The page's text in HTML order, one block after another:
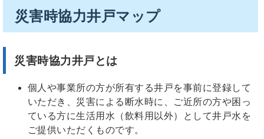
災害時協力井戸マップ
災害時協力井戸とは
個人や事業所の方が所有する井戸を事前に登録して
いただき、災害による断水時に、ご近所の方や困っ
ている方に生活用水（飲料用以外）として井戸水を
ご提供いただくものです。